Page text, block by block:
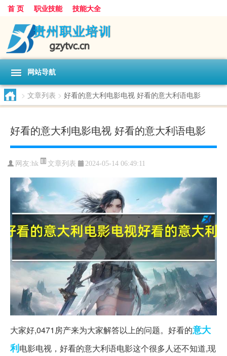
首 页 职业技能 技能大全
网站导航
> 文章列表 > 好看的意大利电影电视 好看的意大利语电影
好看的意大利电影电视 好看的意大利语电影
网友:hk 文章列表 2024-05-14 06:49:11
大家好,0471房产来为大家解答以上的问题。好看的意大
利电影电视，好看的意大利语电影这个很多人还不知道,现